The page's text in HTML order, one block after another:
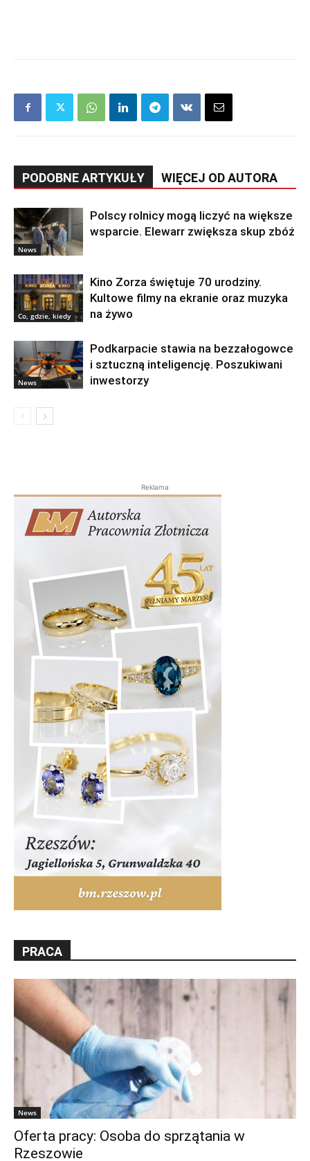
PODOBNE ARTYKUŁY WIĘCEJ OD AUTORA
News
Polscy rolnicy mogą liczyć na większe
wsparcie. Elewarr zwiększa skup zbóż
Co, gdzie, kiedy
Kino Zorza świętuje 70 urodziny.
Kultowe filmy na ekranie oraz muzyka
na żywo
News
Podkarpacie stawia na bezzałogowce
i sztuczną inteligencję. Poszukiwani
inwestorzy
Reklama
PRACA
News
Oferta pracy: Osoba do sprzątania w
Rzeszowie